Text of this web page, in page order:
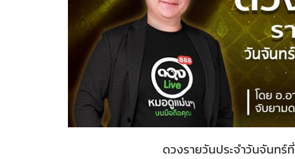
ดวงรายวันประจำวันจันทร์ที่